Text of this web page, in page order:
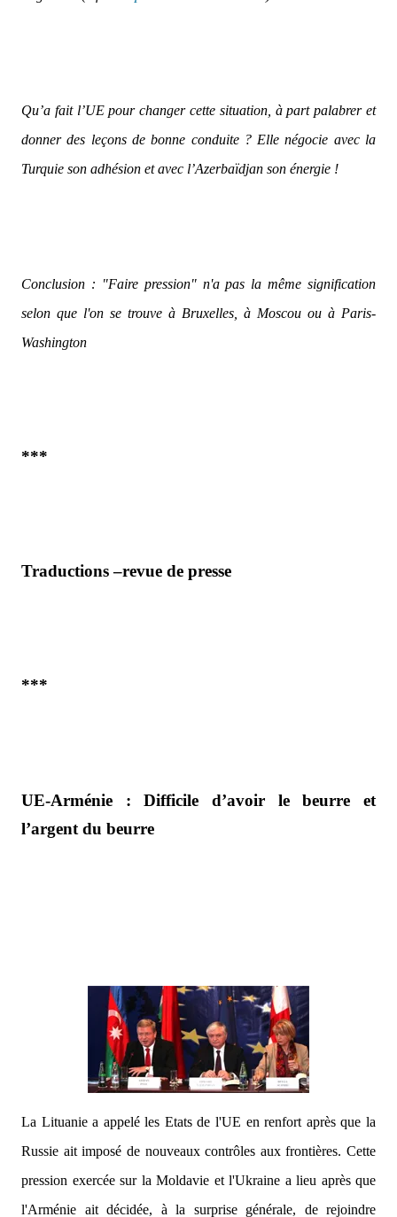
Qu’a fait l’UE pour changer cette situation, à part palabrer et
donner des leçons de bonne conduite ? Elle négocie avec la
Turquie son adhésion et avec l’Azerbaïdjan son énergie !
Conclusion : "Faire pression" n'a pas la même signification
selon que l'on se trouve à Bruxelles, à Moscou ou à Paris-
Washington
***
Traductions –revue de presse
***
UE-Arménie : Difficile d’avoir le beurre et
l’argent du beurre
La Lituanie a appelé les Etats de l'UE en renfort après que la
Russie ait imposé de nouveaux contrôles aux frontières. Cette
pression exercée sur la Moldavie et l'Ukraine a lieu après que
l'Arménie ait décidée, à la surprise générale, de rejoindre